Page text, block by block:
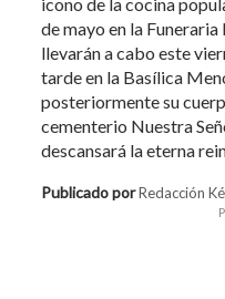
de mayo en la Funeraria
llevarán a cabo este
tarde en la Basílica
posteriormente su
cementerio Nuestra
descansará la eterna
Publicado porRedacción